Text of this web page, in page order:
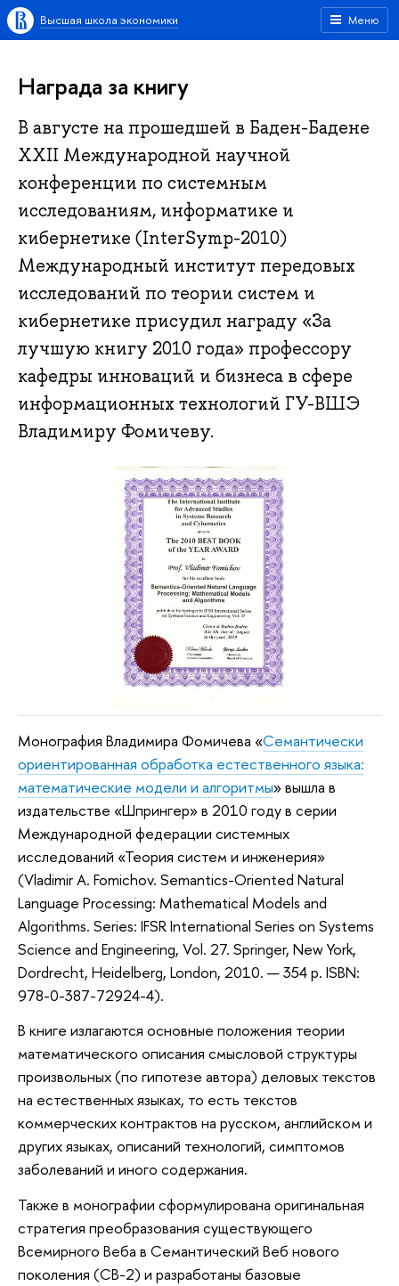
Меню
Высшая школа экономики
Награда за книгу
В августе на прошедшей в Баден-Бадене
XXII Международной научной
конференции по системным
исследованиям, информатике и
кибернетике (InterSymp-2010)
Международный институт передовых
исследований по теории систем и
кибернетике присудил награду «За
лучшую книгу 2010 года» профессору
кафедры инноваций и бизнеса в сфере
информационных технологий ГУ-ВШЭ
Владимиру Фомичеву.
Монография Владимира Фомичева «Семантически
ориентированная обработка естественного языка:
математические модели и алгоритмы» вышла в
издательстве «Шпрингер» в 2010 году в серии
Международной федерации системных
исследований «Теория систем и инженерия»
(Vladimir A. Fomichov. Semantics-Oriented Natural
Language Processing: Mathematical Models and
Algorithms. Series: IFSR International Series on Systems
Science and Engineering, Vol. 27. Springer, New York,
Dordrecht, Heidelberg, London, 2010. — 354 p. ISBN:
978-0-387-72924-4).
В книге излагаются основные положения теории
математического описания смысловой структуры
произвольных (по гипотезе автора) деловых текстов
на естественных языках, то есть текстов
коммерческих контрактов на русском, английском и
других языках, описаний технологий, симптомов
заболеваний и иного содержания.
Также в монографии сформулирована оригинальная
стратегия преобразования существующего
Всемирного Веба в Семантический Веб нового
поколения (СВ-2) и разработаны базовые